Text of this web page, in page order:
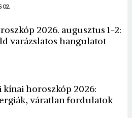
02.
2026. augusztus 1-2:
varázslatos hangulatot
kínai horoszkóp 2026:
váratlan fordulatok